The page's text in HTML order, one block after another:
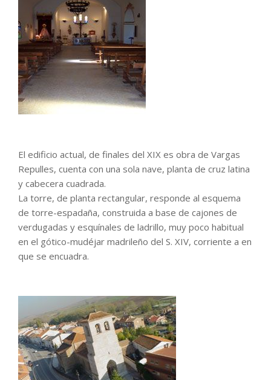
El edificio actual, de finales del XIX es obra de Vargas
Repulles, cuenta con una sola nave, planta de cruz latina
y cabecera cuadrada.
La torre, de planta rectangular, responde al esquema
de torre-espadaña, construida a base de cajones de
verdugadas y esquínales de ladrillo, muy poco habitual
en el gótico-mudéjar madrileño del S. XIV, corriente a en
que se encuadra.